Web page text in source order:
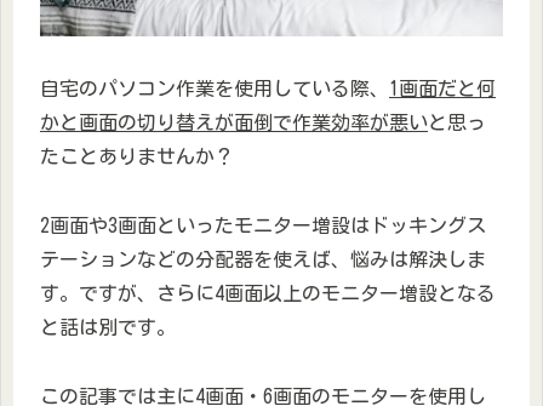
自宅のパソコン作業を使用している際、 1画面だと何
かと画面の切り替えが面倒で作業効率が悪いと思っ
たことありませんか？
2画面や3画面といったモニター増設はドッキングス
テーションなどの分配器を使えば、悩みは解決しま
す。ですが、さらに4画面以上のモニター増設となる
と話は別です。
この記事では主に4画面・6画面のモニターを使用し